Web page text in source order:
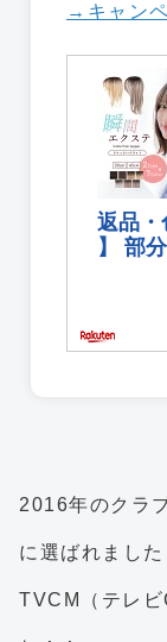
→キャン
2016年のクラ
に選ばれました
TVCM（テレビ